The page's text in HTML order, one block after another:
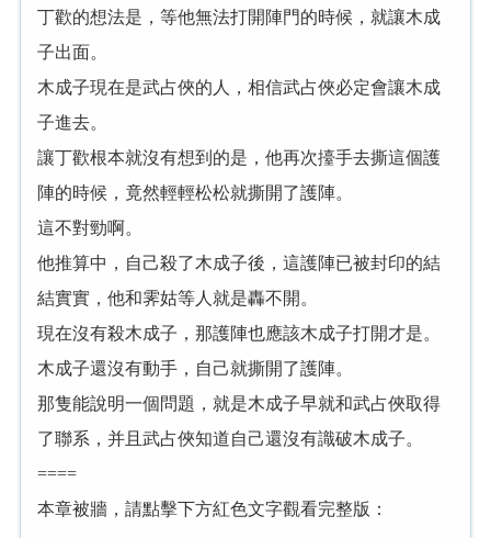
丁歡的想法是，等他無法打開陣門的時候，就讓木成
子出面。
木成子現在是武占俠的人，相信武占俠必定會讓木成
子進去。
讓丁歡根本就沒有想到的是，他再次擡手去撕這個護
陣的時候，竟然輕輕松松就撕開了護陣。
這不對勁啊。
他推算中，自己殺了木成子後，這護陣已被封印的結
結實實，他和霁姑等人就是轟不開。
現在沒有殺木成子，那護陣也應該木成子打開才是。
木成子還沒有動手，自己就撕開了護陣。
那隻能說明一個問題，就是木成子早就和武占俠取得
了聯系，并且武占俠知道自己還沒有識破木成子。
====
本章被牆，請點擊下方紅色文字觀看完整版：